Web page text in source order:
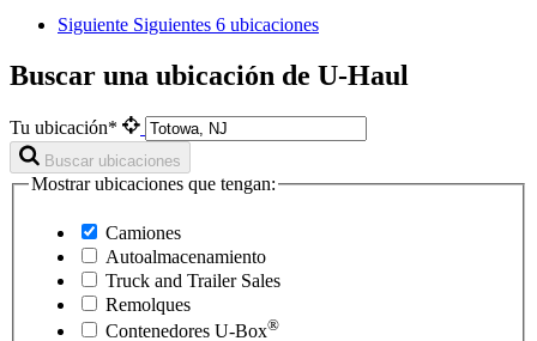
Siguiente Siguientes 6 ubicaciones
Buscar una ubicación de U-Haul
Tu ubicación*
Buscar ubicaciones
Mostrar ubicaciones que tengan:
Camiones
Autoalmacenamiento
Truck and Trailer Sales
Remolques
Contenedores U-Box®